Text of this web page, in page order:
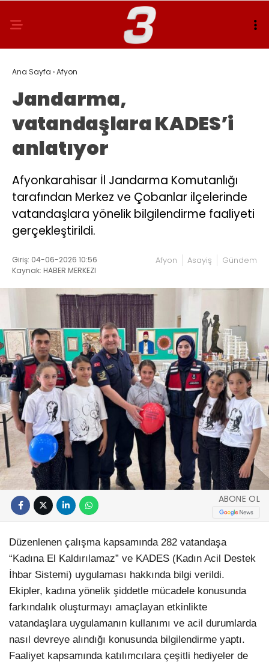
Ana Sayfa ›Afyon
Jandarma,
vatandaşlara KADES’i
anlatıyor
Afyonkarahisar İl Jandarma Komutanlığı
tarafından Merkez ve Çobanlar ilçelerinde
vatandaşlara yönelik bilgilendirme faaliyeti
gerçekleştirildi.
Giriş: 04-06-2026 10:56
Kaynak: HABER MERKEZI
Afyon Asayiş Gündem
ABONE OL
Düzenlenen çalışma kapsamında 282 vatandaşa
“Kadına El Kaldırılamaz” ve KADES (Kadın Acil Destek
İhbar Sistemi) uygulaması hakkında bilgi verildi.
Ekipler, kadına yönelik şiddetle mücadele konusunda
farkındalık oluşturmayı amaçlayan etkinlikte
vatandaşlara uygulamanın kullanımı ve acil durumlarda
nasıl devreye alındığı konusunda bilgilendirme yaptı.
Faaliyet kapsamında katılımcılara çeşitli hediyeler de